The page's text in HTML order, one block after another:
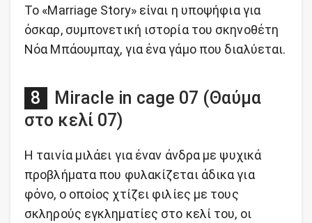
Το «Marriage Story» είναι η υποψήφια για
όσκαρ, συμπονετική ιστορία του σκηνοθέτη
Νόα Μπάουμπαχ, για ένα γάμο που διαλύεται.
Miracle in cage 07 (Θαύμα
στο κελί 07)
Η ταινία μιλάει για έναν άνδρα με ψυχικά
προβλήματα που φυλακίζεται άδικα για
φόνο, ο οποίος χτίζει φιλίες με τους
σκληρούς εγκληματίες στο κελί του, οι